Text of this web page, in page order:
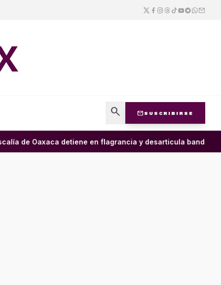
search mail SUSCRIBIRSE
de Oaxaca detiene en flagrancia y desarticula banda